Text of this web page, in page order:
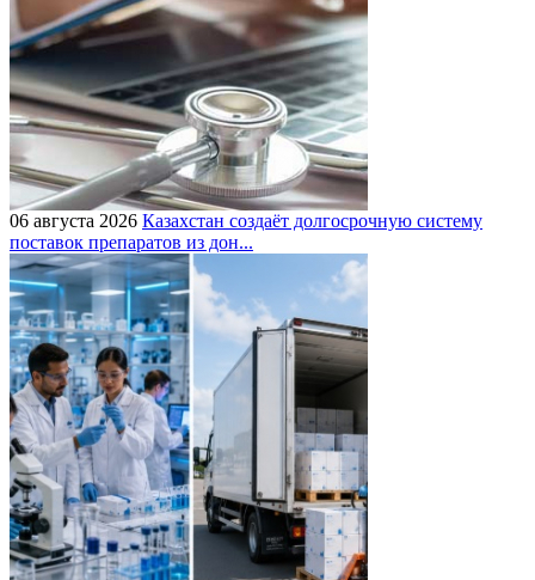
06 августа 2026 Казахстан создаёт долгосрочную систему
поставок препаратов из дон...